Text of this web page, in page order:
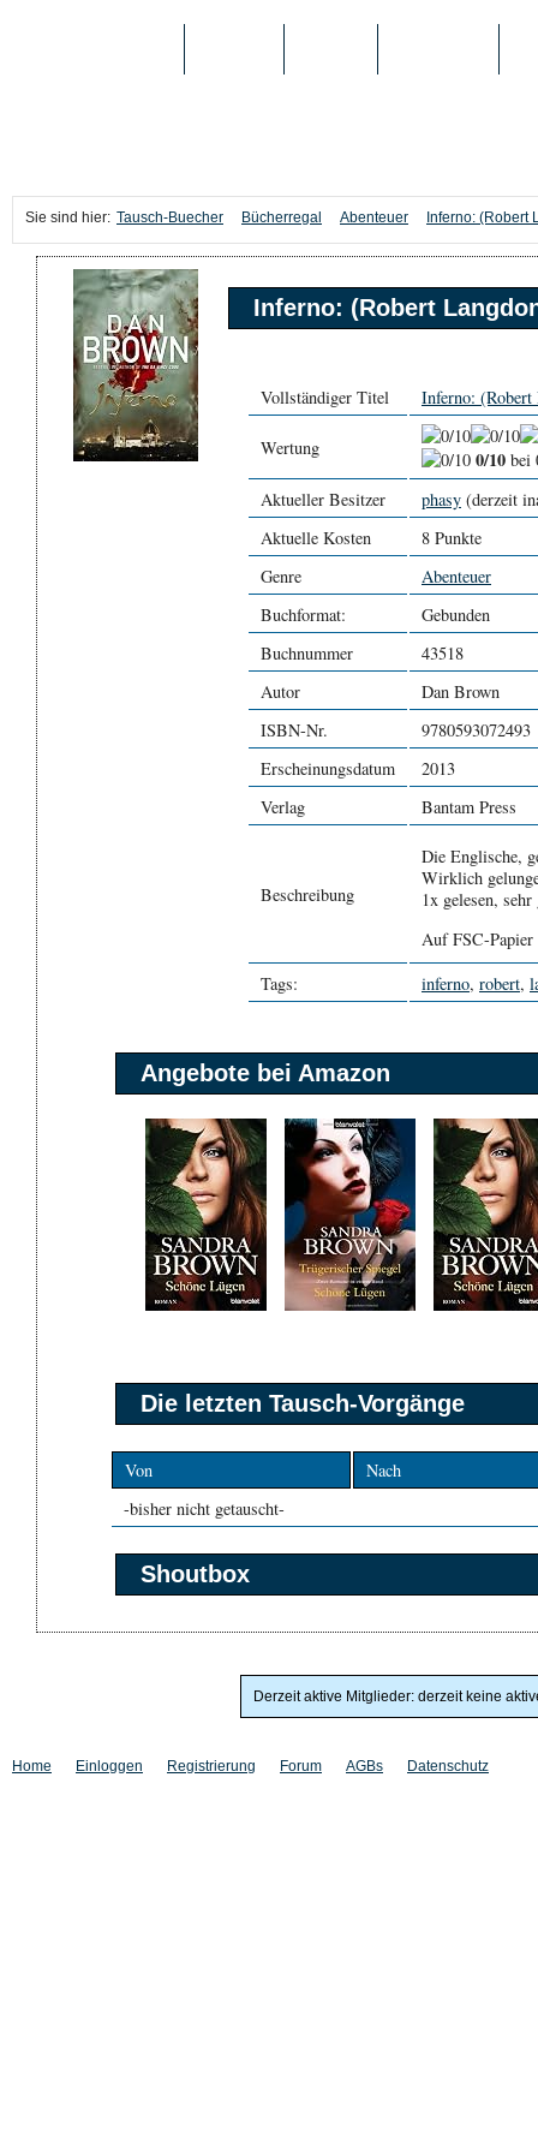
Sie sind hier: Tausch-Buecher Bücherregal Abenteuer Inferno: (Robert
Inferno: (Robert
Vollständiger Titel Inferno:
Wertung 0/10 bei
Aktueller Besitzer
phasy (derzeit
Aktuelle Kosten
8 Punkte
Genre
Abenteuer
Buchformat:
Gebunden
Buchnummer
43518
Autor
Dan Brown
ISBN-Nr.
9780593072493
Erscheinungsdatum
2013
Verlag
Bantam Press
Beschreibung
Die Englische,
Wirklich
1x gelesen,
Auf FSC-Papier
Tags:
inferno, robert,
Angebote bei Amazon
Die letzten Tausch-Vorgänge
Von
Nach
-bisher nicht getauscht-
Shoutbox
Derzeit aktive Mitglieder: derzeit keine
Home Einloggen Registrierung Forum AGBs Datenschutz